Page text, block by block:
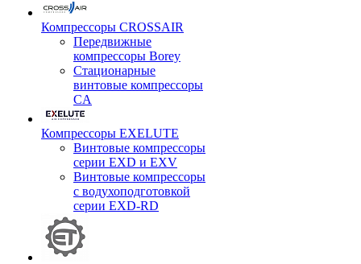
Компрессоры CROSSAIR
Передвижные
компрессоры Borey
Стационарные
винтовые компрессоры
CA
Компрессоры EXELUTE
Винтовые компрессоры
серии EXD и EXV
Винтовые компрессоры
с водухоподготовкой
серии EXD-RD